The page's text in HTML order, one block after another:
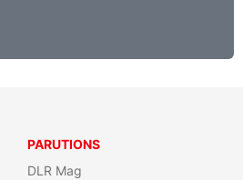
PARUTIONS
DLR Mag